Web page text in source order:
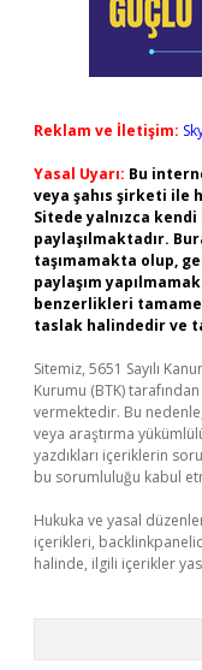
Reklam ve İletişim:
Yasal Uyarı: Bu
veya şahıs şirketi ile
Sitede yalnızca kendi
paylaşılmaktadır.
taşımamakta olup,
paylaşım
benzerlikleri
taslak halindedir ve
Sitemiz, 5651 Sayılı
Kurumu (BTK)
vermektedir. Bu
veya araştırma
yazdıkları içeriklerin
bu sorumluluğu kabul
Hukuka ve yasal
içerikleri,
halinde, ilgili içerikler